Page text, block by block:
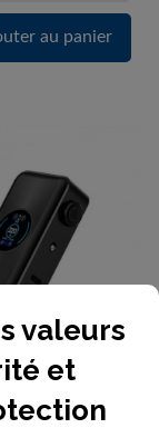
valeurs
et
au panier
| Vaporesso
|...